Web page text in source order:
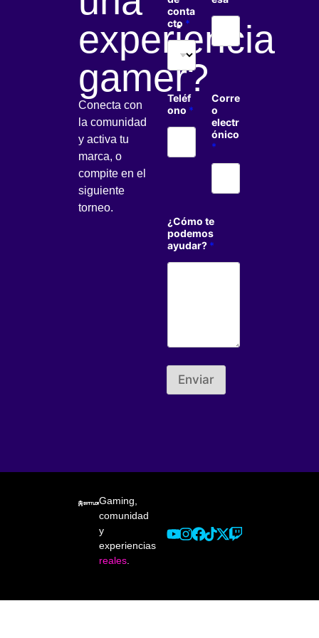
experiencia
gamer?
Conecta con
la comunidad
y activa tu
marca, o
compite en el
siguiente
torneo.
conta
cto *
Teléf
ono *
Corre
o
electr
ónico
*
¿Cómo te
podemos
ayudar? *
Enviar
Gaming,
comunidad
y
experiencias
reales.